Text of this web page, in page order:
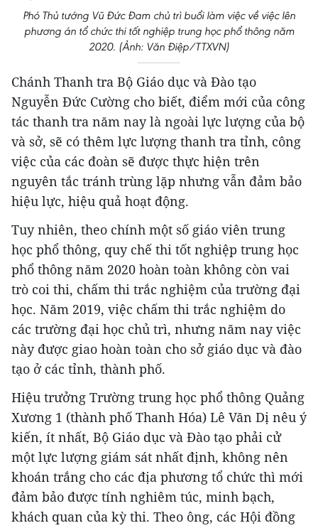
Phó Thủ tướng Vũ Đức Đam chủ trì buổi làm việc về việc lên
phương án tổ chức thi tốt nghiệp trung học phổ thông năm
2020. (Ảnh: Văn Điệp/TTXVN)
Chánh Thanh tra Bộ Giáo dục và Đào tạo
Nguyễn Đức Cường cho biết, điểm mới của công
tác thanh tra năm nay là ngoài lực lượng của bộ
và sở, sẽ có thêm lực lượng thanh tra tỉnh, công
việc của các đoàn sẽ được thực hiện trên
nguyên tắc tránh trùng lặp nhưng vẫn đảm bảo
hiệu lực, hiệu quả hoạt động.
Tuy nhiên, theo chính một số giáo viên trung
học phổ thông, quy chế thi tốt nghiệp trung học
phổ thông năm 2020 hoàn toàn không còn vai
trò coi thi, chấm thi trắc nghiệm của trường đại
học. Năm 2019, việc chấm thi trắc nghiệm do
các trường đại học chủ trì, nhưng năm nay việc
này được giao hoàn toàn cho sở giáo dục và đào
tạo ở các tỉnh, thành phố.
Hiệu trưởng Trường trung học phổ thông Quảng
Xương 1 (thành phố Thanh Hóa) Lê Văn Dị nêu ý
kiến, ít nhất, Bộ Giáo dục và Đào tạo phải cử
một lực lượng giám sát nhất định, không nên
khoán trắng cho các địa phương tổ chức thì mới
đảm bảo được tính nghiêm túc, minh bạch,
khách quan của kỳ thi. Theo ông, các Hội đồng